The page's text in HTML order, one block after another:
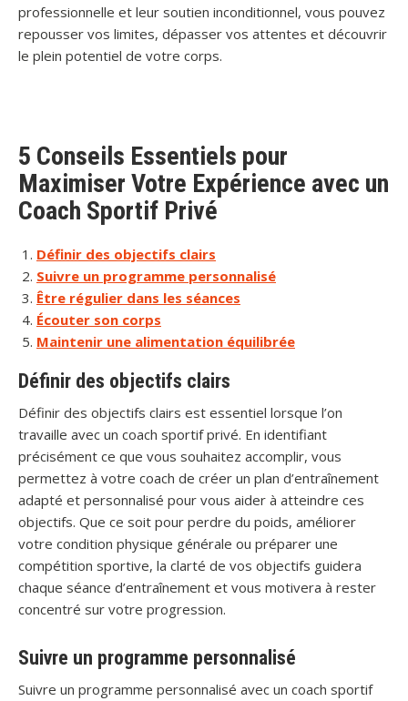
professionnelle et leur soutien inconditionnel, vous pouvez
repousser vos limites, dépasser vos attentes et découvrir
le plein potentiel de votre corps.
5 Conseils Essentiels pour
Maximiser Votre Expérience avec un
Coach Sportif Privé
Définir des objectifs clairs
Suivre un programme personnalisé
Être régulier dans les séances
Écouter son corps
Maintenir une alimentation équilibrée
Définir des objectifs clairs
Définir des objectifs clairs est essentiel lorsque l’on
travaille avec un coach sportif privé. En identifiant
précisément ce que vous souhaitez accomplir, vous
permettez à votre coach de créer un plan d’entraînement
adapté et personnalisé pour vous aider à atteindre ces
objectifs. Que ce soit pour perdre du poids, améliorer
votre condition physique générale ou préparer une
compétition sportive, la clarté de vos objectifs guidera
chaque séance d’entraînement et vous motivera à rester
concentré sur votre progression.
Suivre un programme personnalisé
Suivre un programme personnalisé avec un coach sportif